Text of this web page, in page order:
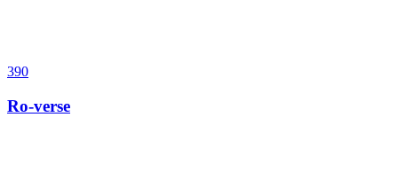
390
Ro-verse